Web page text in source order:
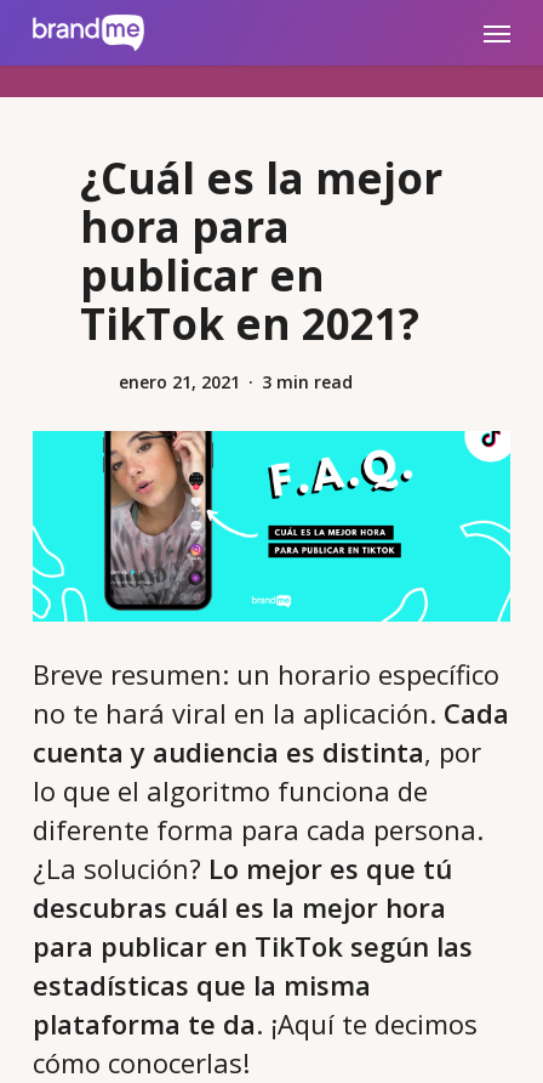
brandme.la Menu
¿Cuál es la mejor
hora para
publicar en
TikTok en 2021?
enero 21, 2021 3 min read
Breve resumen: un horario específico
no te hará viral en la aplicación. Cada
cuenta y audiencia es distinta, por
lo que el algoritmo funciona de
diferente forma para cada persona.
¿La solución? Lo mejor es que tú
descubras cuál es la mejor hora
para publicar en TikTok según las
estadísticas que la misma
plataforma te da. ¡Aquí te decimos
cómo conocerlas!